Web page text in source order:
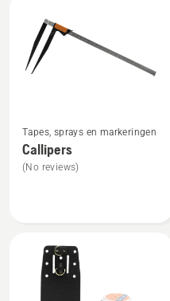
20mm
meer
details
over
Tapes, sprays en markeringen
Callipers
(No reviews)